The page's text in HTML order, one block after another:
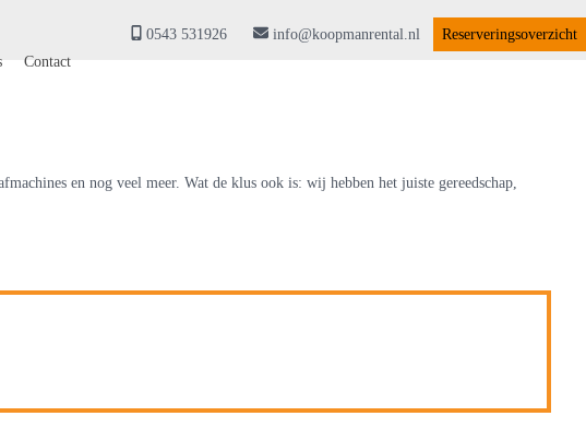
0543 531926 info@koopmanrental.nl
Reserveringsoverzicht
Contact
en nog veel meer. Wat de klus ook is: wij hebben het juiste gereedschap,